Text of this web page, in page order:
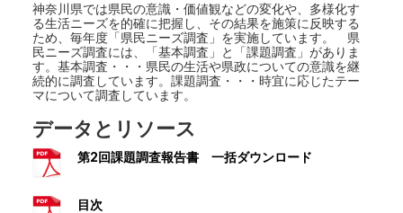
神奈川県では県民の意識・価値観などの変化や、多様化す
る生活ニーズを的確に把握し、その結果を施策に反映する
ため、毎年度「県民ニーズ調査」を実施しています。 県
民ニーズ調査には、「基本調査」と「課題調査」がありま
す。基本調査・・・県民の生活や県政についての意識を継
続的に調査しています。課題調査・・・時宜に応じたテー
マについて調査しています。
データとリソース
第2回課題調査報告書 一括ダウンロード
目次